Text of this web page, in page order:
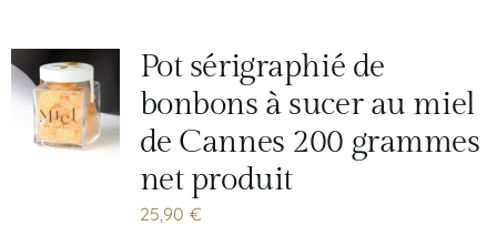
Pot sérigraphié de
bonbons à sucer au miel
de Cannes 200 grammes
net produit
25,90 €